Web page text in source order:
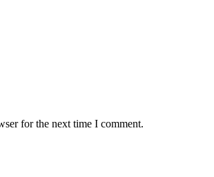
for the next time I comment.